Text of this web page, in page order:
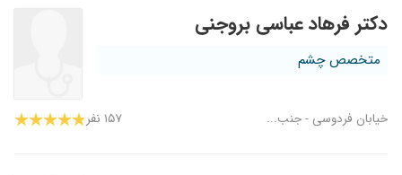
دکتر فرهاد عباسی بروجنی
متخصص چشم
خیابان فردوسی - جنب... ۱۵۷ نفر